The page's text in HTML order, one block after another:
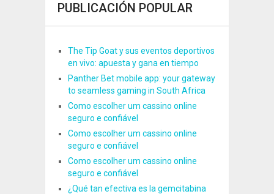
PUBLICACIÓN POPULAR
The Tip Goat y sus eventos deportivos
en vivo: apuesta y gana en tiempo
Panther Bet mobile app: your gateway
to seamless gaming in South Africa
Como escolher um cassino online
seguro e confiável
Como escolher um cassino online
seguro e confiável
Como escolher um cassino online
seguro e confiável
¿Qué tan efectiva es la gemcitabina